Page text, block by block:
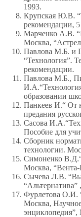
1993.
Крупская Ю.В.
рекомендации,
Марченко А.В.
Москва,
Павлова М.Б. и
“Технология”.
рекомендации.
Павлова М.Б.,
образовании
Панкеев И.“ От
предания
Сасова
Пособие для
Сборник
технологии.
Симоненко
Москва, “Вента-
Сычева Л.В.
“Альтернатива”
Фурлетова О.И.
Москва,
энциклопедия”,